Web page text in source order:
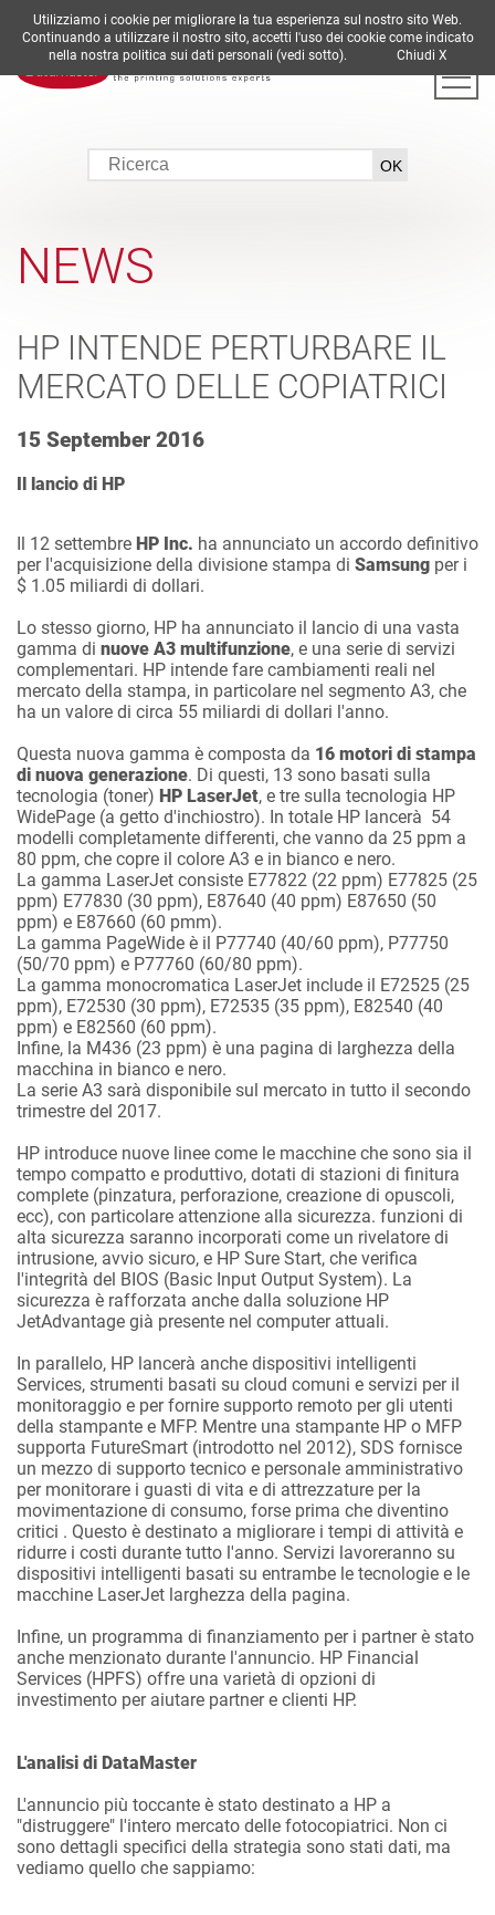
DE EN ES FR IT
NEWS
HP INTENDE PERTURBARE IL
MERCATO DELLE COPIATRICI
15 September 2016
Il lancio di HP
Il 12 settembre HP Inc. ha annunciato un accordo definitivo
per l'acquisizione della divisione stampa di Samsung per i
$ 1.05 miliardi di dollari.
Lo stesso giorno, HP ha annunciato il lancio di una vasta
gamma di nuove A3 multifunzione, e una serie di servizi
complementari. HP intende fare cambiamenti reali nel
mercato della stampa, in particolare nel segmento A3, che
ha un valore di circa 55 miliardi di dollari l'anno.
Questa nuova gamma è composta da 16 motori di stampa
di nuova generazione. Di questi, 13 sono basati sulla
tecnologia (toner) HP LaserJet, e tre sulla tecnologia HP
WidePage (a getto d'inchiostro). In totale HP lancerà 54
modelli completamente differenti, che vanno da 25 ppm a
80 ppm, che copre il colore A3 e in bianco e nero.
La gamma LaserJet consiste E77822 (22 ppm) E77825 (25
ppm) E77830 (30 ppm), E87640 (40 ppm) E87650 (50
ppm) e E87660 (60 pmm).
La gamma PageWide è il P77740 (40/60 ppm), P77750
(50/70 ppm) e P77760 (60/80 ppm).
La gamma monocromatica LaserJet include il E72525 (25
ppm), E72530 (30 ppm), E72535 (35 ppm), E82540 (40
ppm) e E82560 (60 ppm).
Infine, la M436 (23 ppm) è una pagina di larghezza della
macchina in bianco e nero.
La serie A3 sarà disponibile sul mercato in tutto il secondo
trimestre del 2017.
HP introduce nuove linee come le macchine che sono sia il
tempo compatto e produttivo, dotati di stazioni di finitura
complete (pinzatura, perforazione, creazione di opuscoli,
ecc), con particolare attenzione alla sicurezza. funzioni di
alta sicurezza saranno incorporati come un rivelatore di
intrusione, avvio sicuro, e HP Sure Start, che verifica
l'integrità del BIOS (Basic Input Output System). La
sicurezza è rafforzata anche dalla soluzione HP
JetAdvantage già presente nel computer attuali.
In parallelo, HP lancerà anche dispositivi intelligenti
Services, strumenti basati su cloud comuni e servizi per il
monitoraggio e per fornire supporto remoto per gli utenti
della stampante e MFP. Mentre una stampante HP o MFP
supporta FutureSmart (introdotto nel 2012), SDS fornisce
un mezzo di supporto tecnico e personale amministrativo
per monitorare i guasti di vita e di attrezzature per la
movimentazione di consumo, forse prima che diventino
critici . Questo è destinato a migliorare i tempi di attività e
ridurre i costi durante tutto l'anno. Servizi lavoreranno su
dispositivi intelligenti basati su entrambe le tecnologie e le
macchine LaserJet larghezza della pagina.
Infine, un programma di finanziamento per i partner è stato
anche menzionato durante l'annuncio. HP Financial
Services (HPFS) offre una varietà di opzioni di
investimento per aiutare partner e clienti HP.
L'analisi di DataMaster
L'annuncio più toccante è stato destinato a HP a
"distruggere" l'intero mercato delle fotocopiatrici. Non ci
sono dettagli specifici della strategia sono stati dati, ma
vediamo quello che sappiamo:
Utilizziamo i cookie per migliorare la tua esperienza sul nostro sito Web.
Continuando a utilizzare il nostro sito, accetti l'uso dei cookie come indicato
nella nostra politica sui dati personali (vedi sotto). Chiudi X